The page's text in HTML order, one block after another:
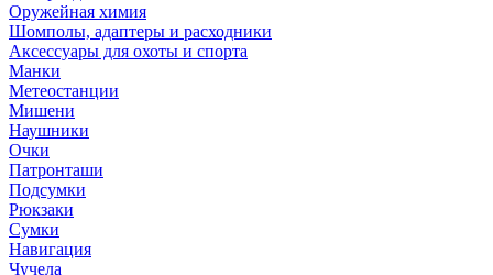
Оружейная химия
Шомполы, адаптеры и расходники
Аксессуары для охоты и спорта
Манки
Метеостанции
Мишени
Наушники
Очки
Патронташи
Подсумки
Рюкзаки
Сумки
Навигация
Чучела